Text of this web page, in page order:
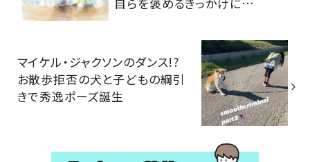
マイケル・ジャクソンのダンス!?
お散歩拒否の犬と子どもの綱引
きで秀逸ポーズ誕生